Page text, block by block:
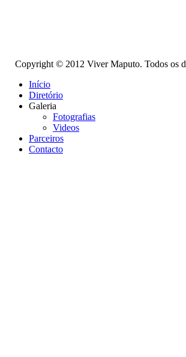
Copyright © 2012 Viver Maputo. Todos os
Início
Diretório
Galeria
Fotografias
Videos
Parceiros
Contacto